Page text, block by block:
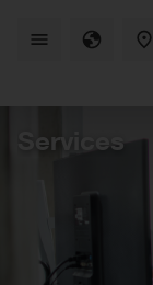
Services